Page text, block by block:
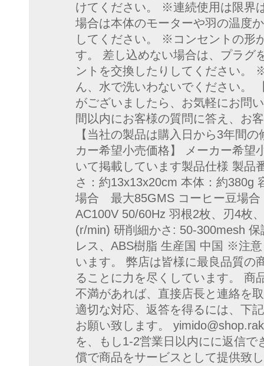
けてください。 ※連続使用は限界
場合は本体のモーターや羽の温度
してください。 ※コンセントの形
す。 差し込めない場合は、プラグ
ントを交換したりしてください。
ん、水で洗いわないでください。
がございましたら、お気軽にお問
間以内にお客様の質問に答え、お
【当社の製品は購入日から3年間
カー希望小売価格】 メーカー希望
いて掲載しています製品仕様 製品
さ：約13x13x20cm 本体：約380g
場合 最大85GMS コーヒー豆場合
AC100V 50/60Hz 羽根2枚、刃4枚
(r/min) 研削細かさ: 50-300mesh
レス、ABS樹脂 生産国 中国 ※注
います。 弊店は皆様に最良品質の
ることに力を尽くしています。 商
不満があれば、直接店長と連絡を
適切な対応、返答を得るには、下
お願い致します。
を、もし1-2営業日以内にに返信
償で商品をサービスとして提供致